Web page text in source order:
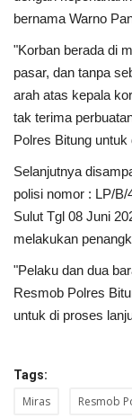
Perempuan/Anak
bernama Warno
"Korban berada di
pasar, dan tanpa
arah atas kepala
tak terima
Polres Bitung
Selanjutnya
polisi nomor : LP/
Sulut Tgl 08 Juni
melakukan
"Pelaku dan dua
Resmob Polres
untuk di proses
Tags:
Miras Resmob